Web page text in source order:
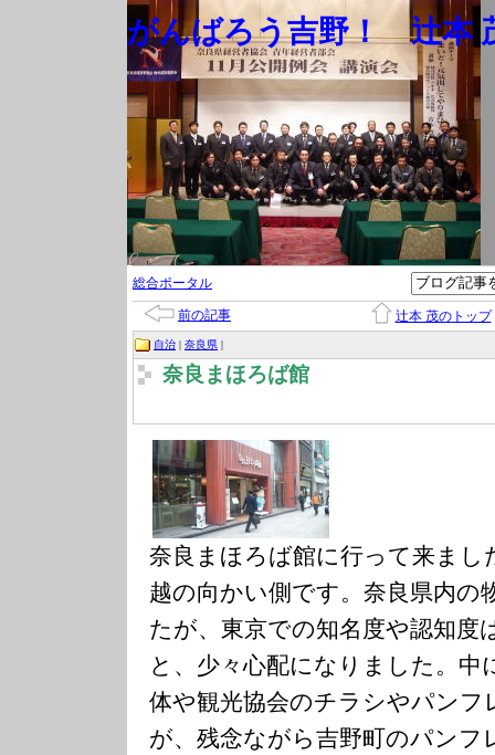
がんばろう吉野！ 辻本
総合ポータル
前の記事 辻本 茂のトップ
自治 | 奈良県 |
奈良まほろば館
奈良まほろば館に行って来まし
越の向かい側です。奈良県内の
たが、東京での知名度や認知度
と、少々心配になりました。中
体や観光協会のチラシやパン
が、残念ながら吉野町のパン